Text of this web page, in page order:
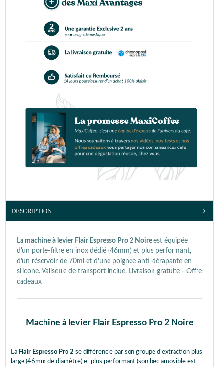
DESCRIPTION
La machine à levier Flair Espresso Pro 2 Noire est équipée
d'un porte-filtre en inox dédié (46mm) et plus performant,
d'un réservoir de 70ml et d'une poignée anti-dérapante en
silicone. Valisette de transport inclue. Livraison gratuite - Offre
cadeaux
Machine à levier Flair Espresso Pro 2 Noire
La Flair Espresso Pro 2 se différencie par son groupe d'extraction plus
large (46mm de diamètre) et plus performant (son bec amovible est